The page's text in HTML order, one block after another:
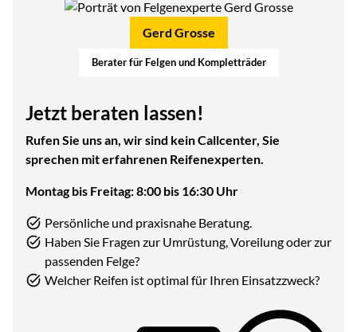
Gerd Grosse
Berater für Felgen und Kompletträder
Jetzt beraten lassen!
Rufen Sie uns an, wir sind kein Callcenter, Sie
sprechen mit erfahrenen Reifenexperten.
Montag bis Freitag: 8:00 bis 16:30 Uhr
Persönliche und praxisnahe Beratung.
Haben Sie Fragen zur Umrüstung, Voreilung oder zur
passenden Felge?
Welcher Reifen ist optimal für Ihren Einsatzzweck?